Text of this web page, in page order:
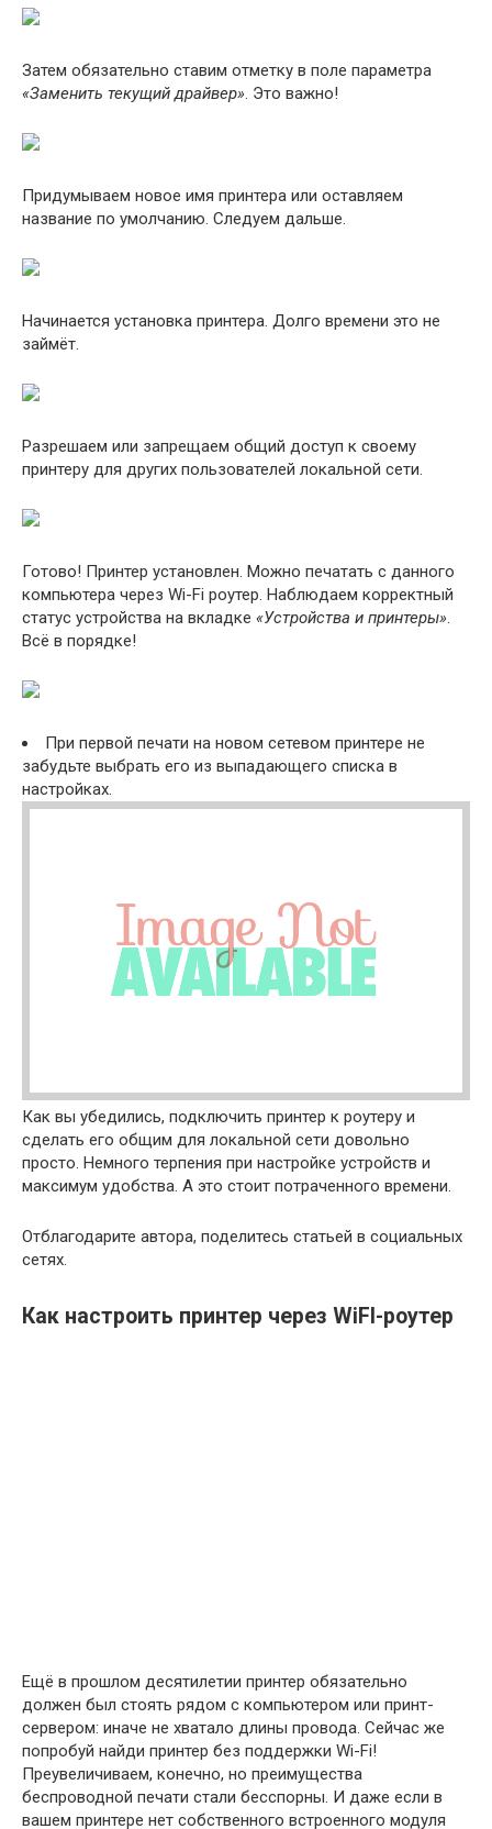
Затем обязательно ставим отметку в поле параметра
«Заменить текущий драйвер». Это важно!
Придумываем новое имя принтера или оставляем
название по умолчанию. Следуем дальше.
Начинается установка принтера. Долго времени это не
займёт.
Разрешаем или запрещаем общий доступ к своему
принтеру для других пользователей локальной сети.
Готово! Принтер установлен. Можно печатать с данного
компьютера через Wi-Fi роутер. Наблюдаем корректный
статус устройства на вкладке «Устройства и принтеры».
Всё в порядке!
При первой печати на новом сетевом принтере не
забудьте выбрать его из выпадающего списка в
настройках.
Как вы убедились, подключить принтер к роутеру и
сделать его общим для локальной сети довольно
просто. Немного терпения при настройке устройств и
максимум удобства. А это стоит потраченного времени.
Отблагодарите автора, поделитесь статьей в социальных
сетях.
Как настроить принтер через WiFI-роутер
Ещё в прошлом десятилетии принтер обязательно
должен был стоять рядом с компьютером или принт-
сервером: иначе не хватало длины провода. Сейчас же
попробуй найди принтер без поддержки Wi-Fi!
Преувеличиваем, конечно, но преимущества
беспроводной печати стали бесспорны. И даже если в
вашем принтере нет собственного встроенного модуля